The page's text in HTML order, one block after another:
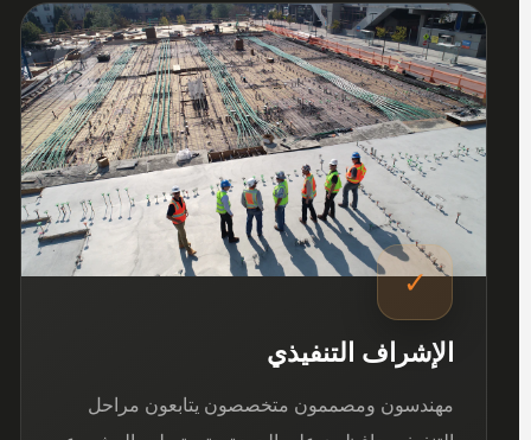
03
✓
الإشراف التنفيذي
مهندسون ومصممون متخصصون يتابعون مراحل